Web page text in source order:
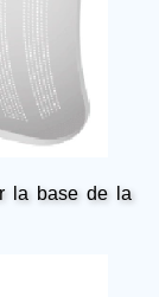
la base de la